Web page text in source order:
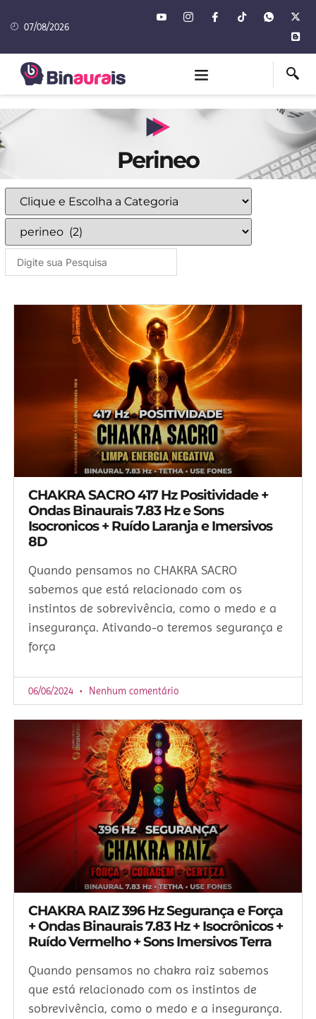
07/08/2026
Perineo
CHAKRA SACRO 417 Hz Positividade +
Ondas Binaurais 7.83 Hz e Sons
Isocronicos + Ruído Laranja e Imersivos
8D
Quando pensamos no CHAKRA SACRO
sabemos que está relacionado com os
instintos de sobrevivência, como o medo e a
insegurança. Ativando-o teremos segurança e
força
06/06/2024 Nenhum comentário
CHAKRA RAIZ 396 Hz Segurança e Força
+ Ondas Binaurais 7.83 Hz + Isocrônicos +
Ruído Vermelho + Sons Imersivos Terra
Quando pensamos no chakra raiz sabemos
que está relacionado com os instintos de
sobrevivência, como o medo e a insegurança.